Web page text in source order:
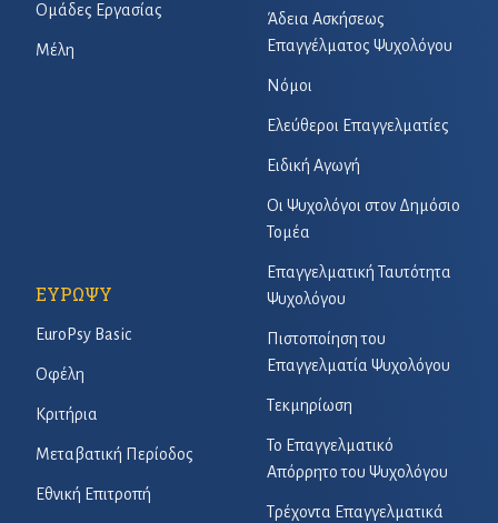
Ομάδες Εργασίας
Μέλη
Άδεια Ασκήσεως
Επαγγέλματος Ψυχολόγου
Νόμοι
Ελεύθεροι Επαγγελματίες
Ειδική Αγωγή
Οι Ψυχολόγοι στον Δημόσιο
Τομέα
Επαγγελματική Ταυτότητα
Ψυχολόγου
Πιστοποίηση του
Επαγγελματία Ψυχολόγου
Τεκμηρίωση
Το Επαγγελματικό
Απόρρητο του Ψυχολόγου
Τρέχοντα Επαγγελματικά
ΕΥΡΩΨΥ
EuroPsy Basic
Οφέλη
Κριτήρια
Μεταβατική Περίοδος
Εθνική Επιτροπή